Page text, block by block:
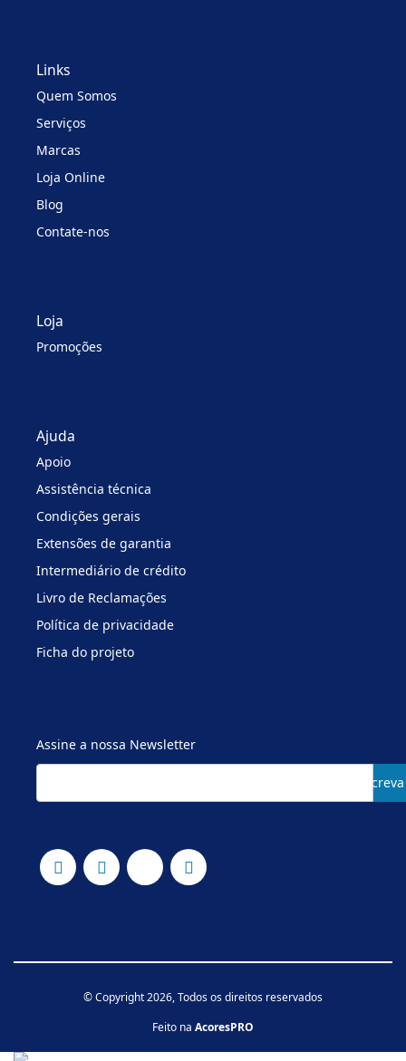
Links
Quem Somos
Serviços
Marcas
Loja Online
Blog
Contate-nos
Loja
Promoções
Ajuda
Apoio
Assistência técnica
Condições gerais
Extensões de garantia
Intermediário de crédito
Livro de Reclamações
Política de privacidade
Ficha do projeto
Assine a nossa Newsletter
Subscreva
© Copyright 2026, Todos os direitos reservados
Feito na AcoresPRO